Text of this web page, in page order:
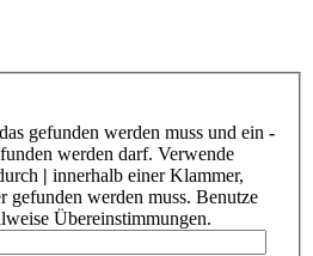
gefunden werden muss und ein -
werden darf. Verwende
| innerhalb einer Klammer,
gefunden werden muss. Benutze
Übereinstimmungen.